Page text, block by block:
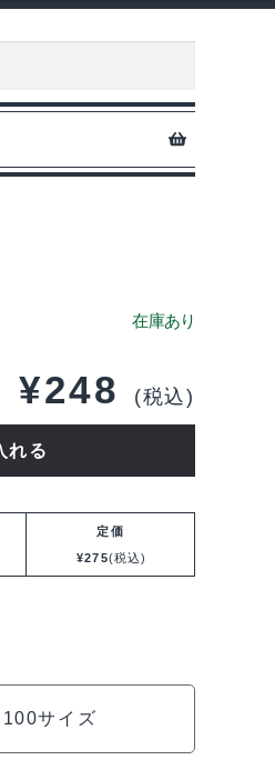
¥248 (税込)
れる
定価
¥275(税込)
サイズ